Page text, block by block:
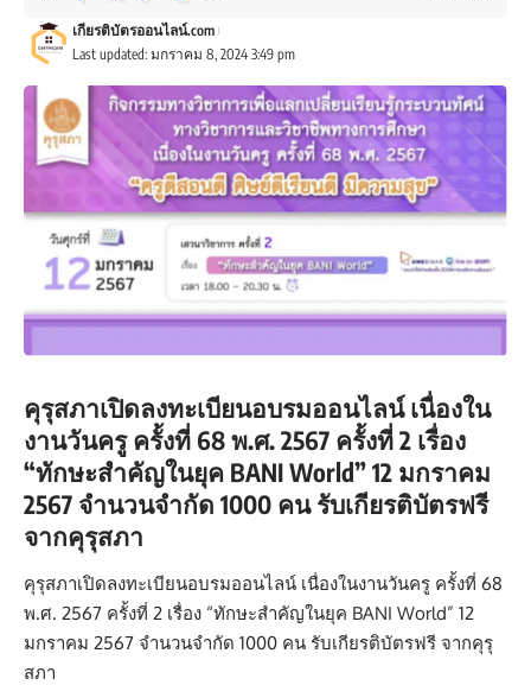
Last updated: มกราคม 8, 2024 3:49 pm
เกียรติบัตรออนไลน์.com
คุรุสภาเปิดลงทะเบียนอบรมออนไลน์ เนื่องใน
งานวันครู ครั้งที่ 68 พ.ศ. 2567 ครั้งที่ 2 เรื่อง
“ทักษะสำคัญในยุค BANI World” 12 มกราคม
2567 จำนวนจำกัด 1000 คน รับเกียรติบัตรฟรี
จากคุรุสภา
คุรุสภาเปิดลงทะเบียนอบรมออนไลน์ เนื่องในงานวันครู ครั้งที่ 68
พ.ศ. 2567 ครั้งที่ 2 เรื่อง “ทักษะสำคัญในยุค BANI World” 12
มกราคม 2567 จำนวนจำกัด 1000 คน รับเกียรติบัตรฟรี จากคุรุ
สภา